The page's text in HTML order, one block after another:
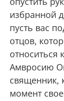
избранной
пусть вас
отцов,
относиться
Амвросию
священник,
момент